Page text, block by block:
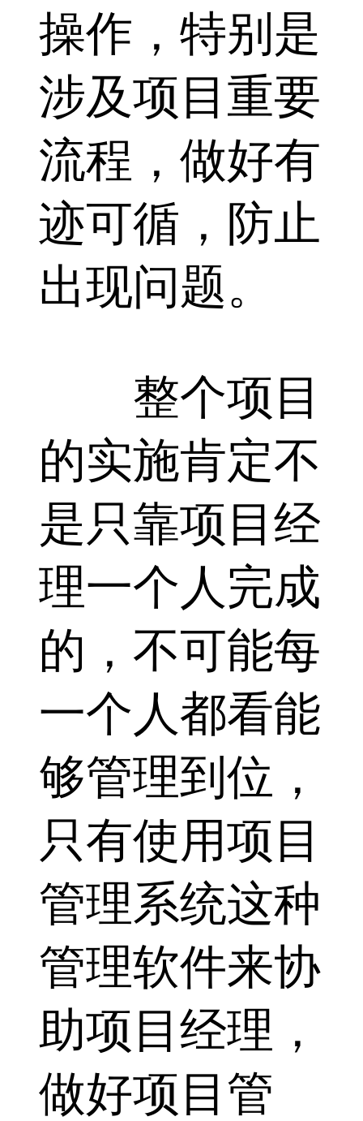
操作，特别是
涉及项目重要
流程，做好有
迹可循，防止
出现问题。
整个项目
的实施肯定不
是只靠项目经
理一个人完成
的，不可能每
一个人都看能
够管理到位，
只有使用项目
管理系统这种
管理软件来协
助项目经理，
做好项目管